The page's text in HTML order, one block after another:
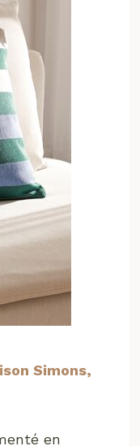
Simons,
en